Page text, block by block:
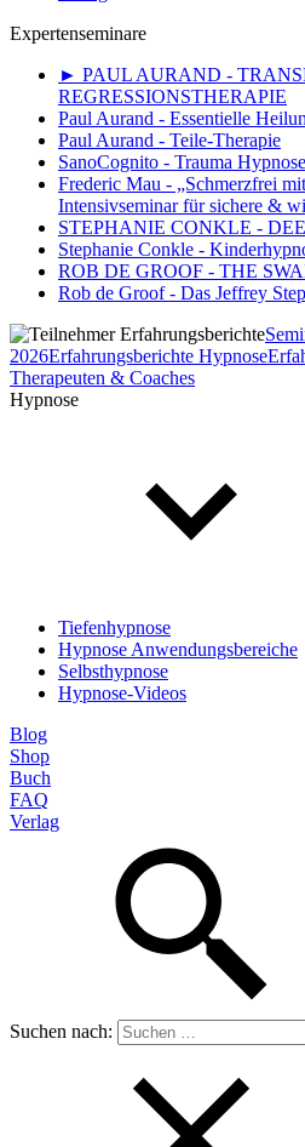
Expertenseminare
► PAUL AURAND -
REGRESSIONSTHERAPIE
Paul Aurand - Essentielle
Paul Aurand - Teile-Therapie
SanoCognito - Trauma
Frederic Mau - „Schmerzfrei
Intensivseminar für sichere &
STEPHANIE CONKLE -
Stephanie Conkle -
ROB DE GROOF - THE
Rob de Groof - Das Jeffrey
2026Erfahrungsberichte Hypnose
Therapeuten & Coaches
Hypnose
Tiefenhypnose
Hypnose Anwendungsbereiche
Selbsthypnose
Hypnose-Videos
Blog
Shop
Buch
FAQ
Verlag
Suchen nach: